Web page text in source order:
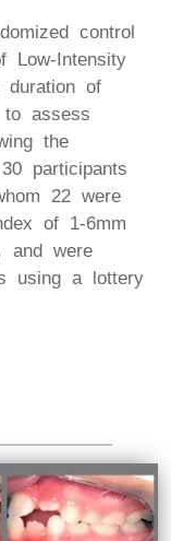
control
Intensity
duration of
assess
the
participants
22 were
of 1-6mm
and were
using a lottery